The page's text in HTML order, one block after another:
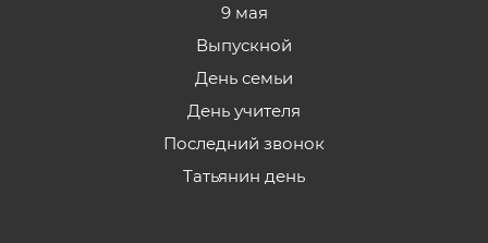
9 мая
Выпускной
День семьи
День учителя
Последний звонок
Татьянин день